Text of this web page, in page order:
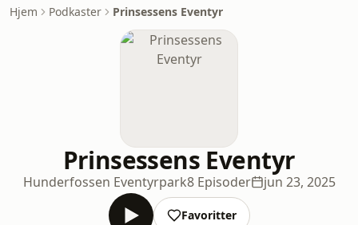
Hjem Podkaster Prinsessens Eventyr
Prinsessens Eventyr
Hunderfossen Eventyrpark8 Episoder jun 23, 2025
Favoritter